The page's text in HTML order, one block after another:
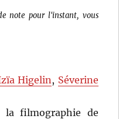
note pour l'instant, vous
Higelin, Séverine
la filmographie de